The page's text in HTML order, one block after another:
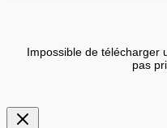
Impossible de télécharger
pas